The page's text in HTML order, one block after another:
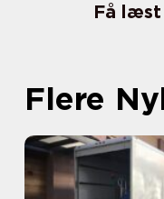
Få
Flere